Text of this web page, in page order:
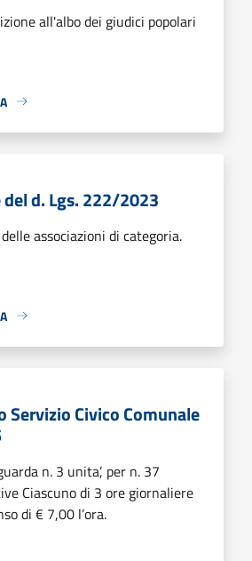
all'albo dei giudici popolari
d. Lgs. 222/2023
associazioni di categoria.
Servizio Civico Comunale
n. 3 unita’, per n. 37
Ciascuno di 3 ore giornaliere
di € 7,00 l’ora.